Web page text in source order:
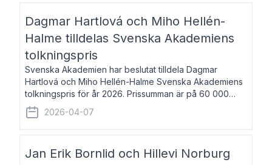
Dagmar Hartlová och Miho Hellén-
Halme tilldelas Svenska Akademiens
tolkningspris
Svenska Akademien har beslutat tilldela Dagmar
Hartlová och Miho Hellén-Halme Svenska Akademiens
tolkningspris för år 2026. Prissumman är på 60 000
kronor var. Dagmar Hartlová, född 1951, översätter
huvudsakligen från svenska till tjeckiska
2026-04-07
Jan Erik Bornlid och Hillevi Norburg